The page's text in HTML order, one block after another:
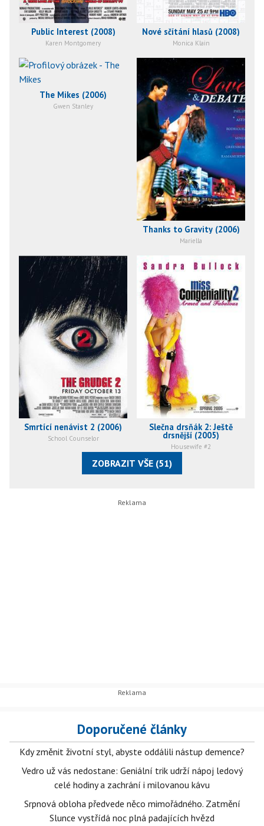
Public Interest (2008)
Karen Montgomery
Nové sčítání hlasů (2008)
Monica Klain
The Mikes (2006)
Gwen Stanley
Thanks to Gravity (2006)
Mariella
Smrtící nenávist 2 (2006)
School Counselor
Slečna drsňák 2: Ještě
drsnější (2005)
Housewife #2
ZOBRAZIT VŠE (51)
Doporučené články
Kdy změnit životní styl, abyste oddálili nástup demence?
Vedro už vás nedostane: Geniální trik udrží nápoj ledový
celé hodiny a zachrání i milovanou kávu
Srpnová obloha předvede něco mimořádného. Zatmění
Slunce vystřídá noc plná padajících hvězd